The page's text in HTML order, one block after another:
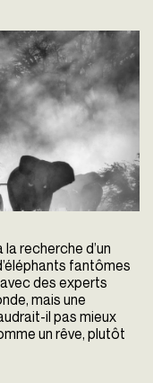
recherche d’un
fantômes
des experts
mais une
il pas mieux
un rêve, plutôt